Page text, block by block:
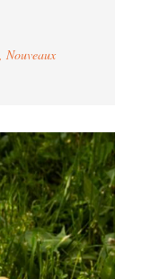
Nouveaux